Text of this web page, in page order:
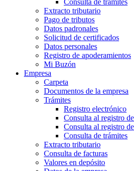
Consulta de trámites
Extracto tributario
Pago de tributos
Datos padronales
Solicitud de certificados
Datos personales
Registro de apoderamientos
Mi Buzón
Empresa
Carpeta
Documentos de la empresa
Trámites
Registro electrónico
Consulta al registro
Consulta al registro
Consulta de trámites
Extracto tributario
Consulta de facturas
Valores en depósito